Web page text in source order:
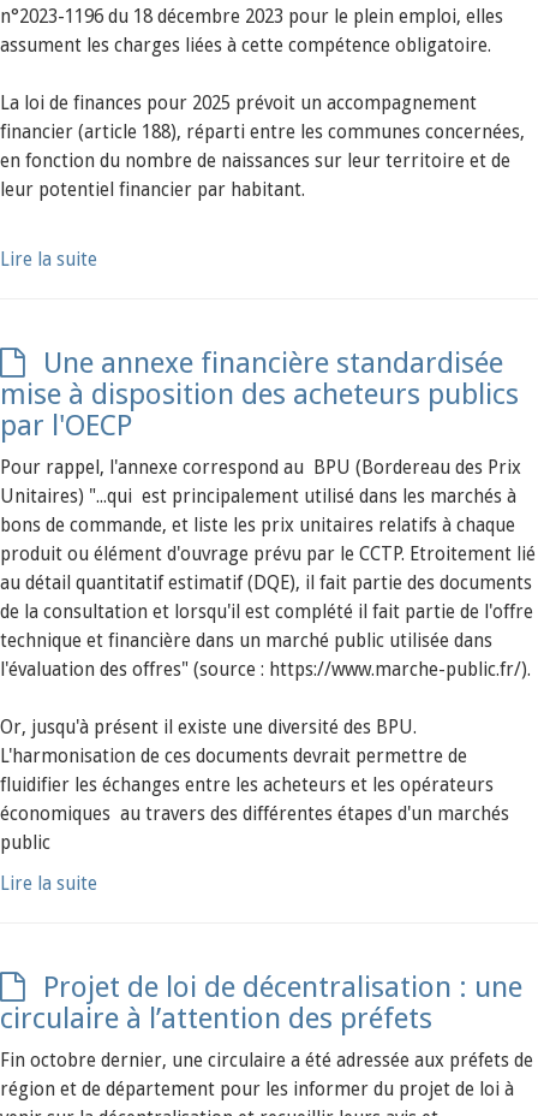
n°2023-1196 du 18 décembre 2023 pour le plein emploi, elles
assument les charges liées à cette compétence obligatoire.
La loi de finances pour 2025 prévoit un accompagnement
financier (article 188), réparti entre les communes concernées,
en fonction du nombre de naissances sur leur territoire et de
leur potentiel financier par habitant.
Lire la suite
Une annexe financière standardisée
mise à disposition des acheteurs publics
par l'OECP
Pour rappel, l'annexe correspond au BPU (Bordereau des Prix
Unitaires) "...qui est principalement utilisé dans les marchés à
bons de commande, et liste les prix unitaires relatifs à chaque
produit ou élément d'ouvrage prévu par le CCTP. Etroitement lié
au détail quantitatif estimatif (DQE), il fait partie des documents
de la consultation et lorsqu'il est complété il fait partie de l'offre
technique et financière dans un marché public utilisée dans
l'évaluation des offres" (source : https://www.marche-public.fr/).
Or, jusqu'à présent il existe une diversité des BPU.
L'harmonisation de ces documents devrait permettre de
fluidifier les échanges entre les acheteurs et les opérateurs
économiques au travers des différentes étapes d'un marchés
public
Lire la suite
Projet de loi de décentralisation : une
circulaire à l’attention des préfets
Fin octobre dernier, une circulaire a été adressée aux préfets de
région et de département pour les informer du projet de loi à